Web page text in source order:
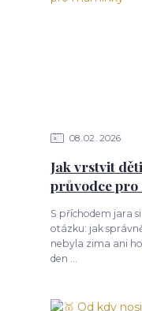
08 02 2026
Jak vrstvit
průvodce
S příchodem jara
otázku: jak
nebyla zima ani
den ...